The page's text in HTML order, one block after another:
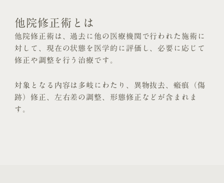
他院修正術とは
他院修正術は、過去に他の医療機関で行われた施術に
対して、現在の状態を医学的に評価し、必要に応じて
修正や調整を行う治療です。
対象となる内容は多岐にわたり、異物抜去、瘢痕（傷
跡）修正、左右差の調整、形態修正などが含まれま
す。